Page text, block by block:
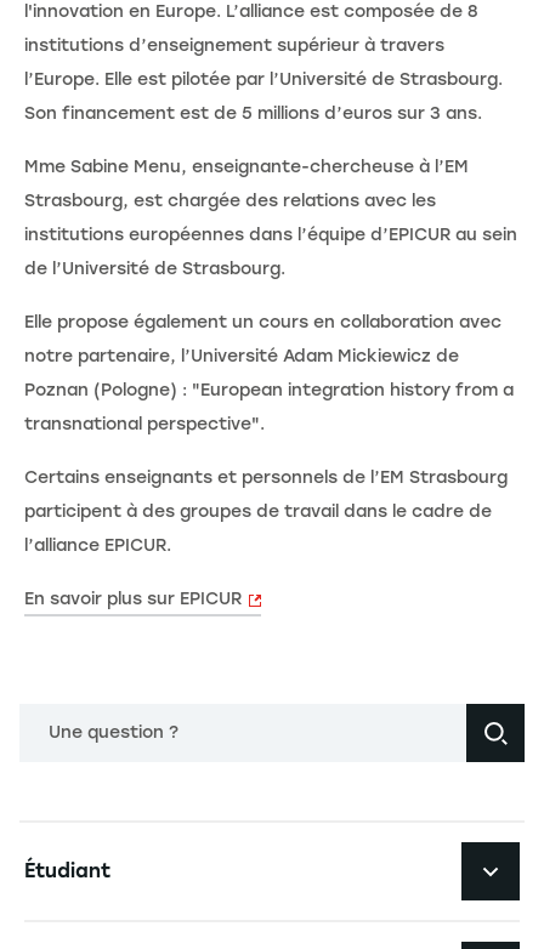
l'innovation en Europe. L’alliance est composée de 8
institutions d’enseignement supérieur à travers
l’Europe. Elle est pilotée par l’Université de Strasbourg.
Son financement est de 5 millions d’euros sur 3 ans.
Mme Sabine Menu, enseignante-chercheuse à l’EM
Strasbourg, est chargée des relations avec les
institutions européennes dans l’équipe d’EPICUR au sein
de l’Université de Strasbourg.
Elle propose également un cours en collaboration avec
notre partenaire, l’Université Adam Mickiewicz de
Poznan (Pologne) : "European integration history from a
transnational perspective".
Certains enseignants et personnels de l’EM Strasbourg
participent à des groupes de travail dans le cadre de
l’alliance EPICUR.
En savoir plus sur EPICUR
Une question ?
Étudiant